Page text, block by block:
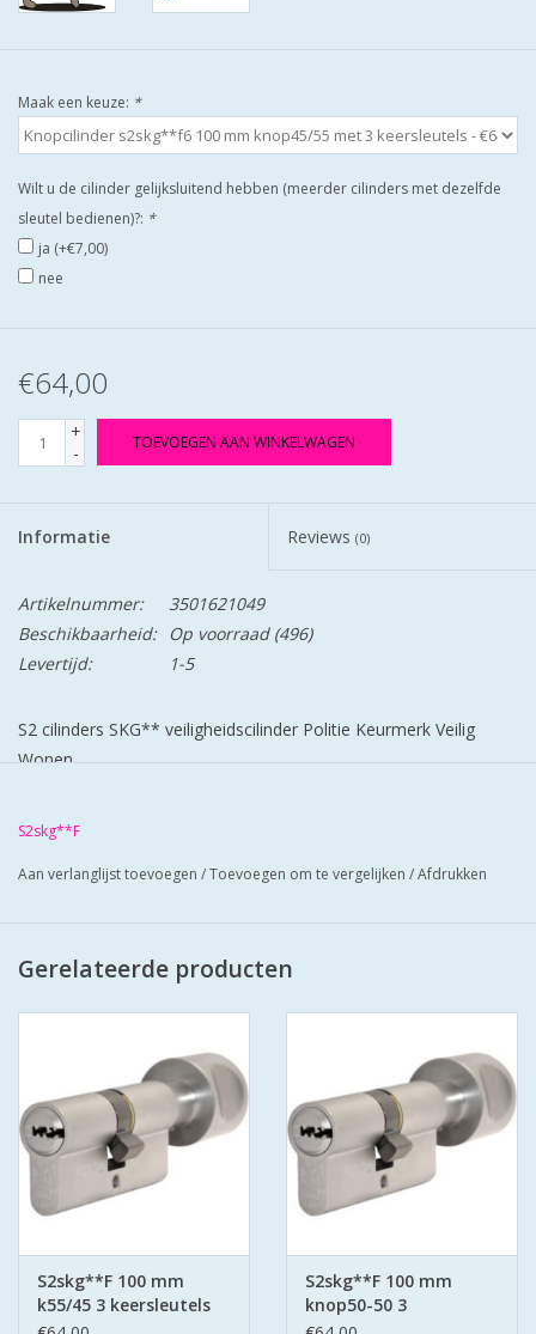
DEURSCHILDEN VOOR
BUITEN
waakborden
Maak een keuze: *
Wilt u de cilinder gelijksluitend hebben (meerder cilinders met dezelfde
sleutel bedienen)?: *
ja (+€7,00)
nee
€64,00
+
-
TOEVOEGEN AAN WINKELWAGEN
Informatie Reviews (0)
Artikelnummer:
3501621049
Beschikbaarheid:
Op voorraad(496)
Levertijd:
1-5
S2 cilinders SKG** veiligheidscilinder Politie Keurmerk Veilig
Wonen.
klopsleutel.
S2skg**F
Aan verlanglijst toevoegen /Toevoegen om te vergelijken /Afdrukken
Gerelateerde producten
S2skg**F 100 mm
k55/45 3 keersleutels
S2skg**F 100 mm
knop50-50 3
keersleutels